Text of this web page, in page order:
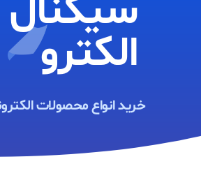
سیگنال
الکترو​
خرید انواع محصولات